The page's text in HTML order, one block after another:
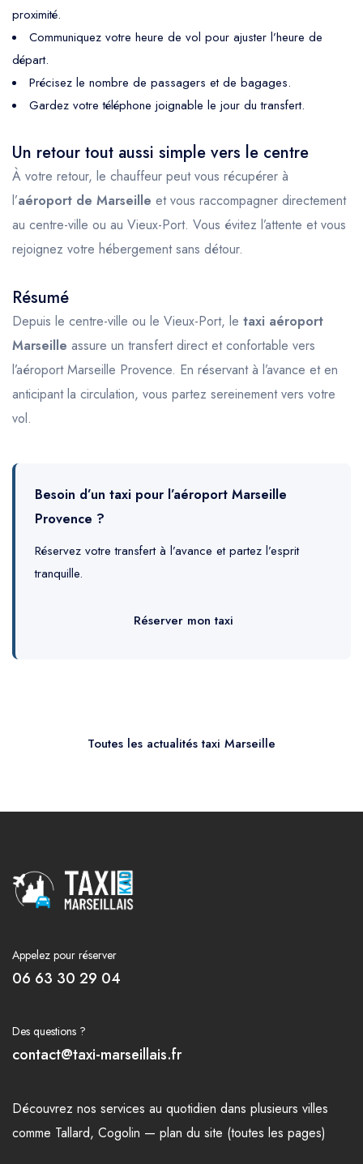
proximité.
Communiquez votre heure de vol pour ajuster l’heure de
départ.
Précisez le nombre de passagers et de bagages.
Gardez votre téléphone joignable le jour du transfert.
Un retour tout aussi simple vers le centre
À votre retour, le chauffeur peut vous récupérer à
l’aéroport de Marseille et vous raccompagner directement
au centre-ville ou au Vieux-Port. Vous évitez l’attente et vous
rejoignez votre hébergement sans détour.
Résumé
Depuis le centre-ville ou le Vieux-Port, le taxi aéroport
Marseille assure un transfert direct et confortable vers
l’aéroport Marseille Provence. En réservant à l’avance et en
anticipant la circulation, vous partez sereinement vers votre
vol.
Besoin d’un taxi pour l’aéroport Marseille
Provence ?
Réservez votre transfert à l’avance et partez l’esprit
tranquille.
Réserver mon taxi
Toutes les actualités taxi Marseille
Appelez pour réserver
06 63 30 29 04
Des questions ?
contact@taxi-marseillais.fr
Découvrez nos services au quotidien dans plusieurs villes
comme Tallard, Cogolin — plan du site (toutes les pages)